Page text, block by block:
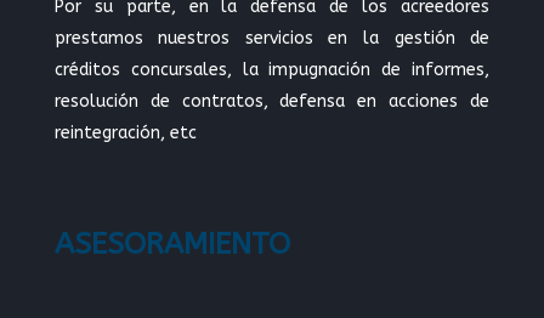
Por su parte, en la defensa de los acreedores
prestamos nuestros servicios en la gestión de
créditos concursales, la impugnación de informes,
resolución de contratos, defensa en acciones de
reintegración, etc
ASESORAMIENTO